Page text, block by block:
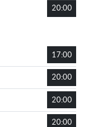
20:00
17:00
20:00
20:00
20:00